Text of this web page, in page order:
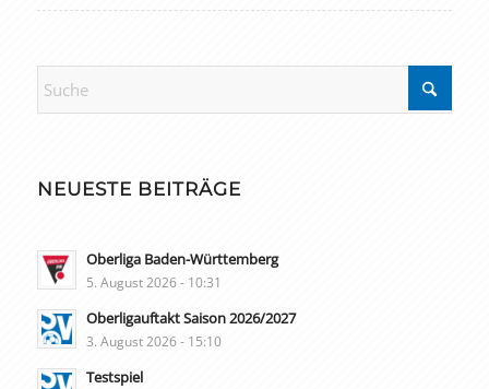
NEUESTE BEITRÄGE
Oberliga Baden-Württemberg
5. August 2026 - 10:31
Oberligauftakt Saison 2026/2027
3. August 2026 - 15:10
Testspiel